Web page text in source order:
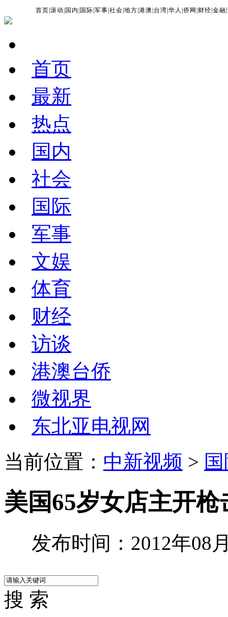
首页 |滚动 国内 国际 |军事 |社会 |地方 |港澳 台湾 |华人 |侨网 财经 |金融 |
首页
最新
热点
国内
社会
国际
军事
文娱
体育
财经
访谈
港澳台侨
微视界
东北亚电视网
当前位置： 中新视频 >
美国65岁女店主开
发布时间：2012年08
搜 索